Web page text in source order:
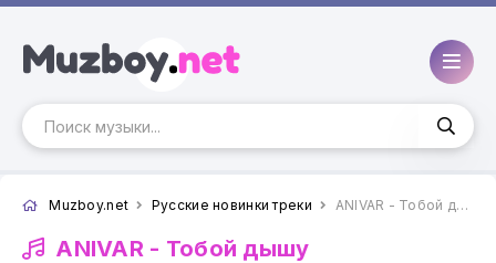
Muzboy.net Русские новинки треки ANIVAR - Тобой дышу
ANIVAR - Тобой дышу